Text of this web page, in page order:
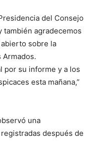
del Consejo
también agradecemos
sobre la
por su informe y a los
esta mañana,”
una
después de